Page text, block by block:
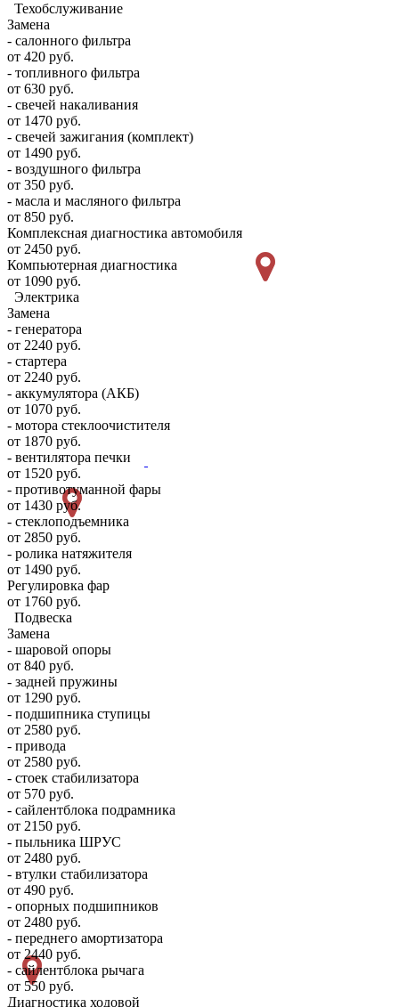
Техобслуживание
Замена
- салонного фильтра
от 420 руб.
- топливного фильтра
от 630 руб.
- свечей накаливания
от 1470 руб.
- свечей зажигания (комплект)
от 1490 руб.
- воздушного фильтра
от 350 руб.
- масла и масляного фильтра
от 850 руб.
Комплексная диагностика автомобиля
от 2450 руб.
Компьютерная диагностика
от 1090 руб.
Электрика
Замена
- генератора
от 2240 руб.
- стартера
от 2240 руб.
- аккумулятора (АКБ)
от 1070 руб.
- мотора стеклоочистителя
от 1870 руб.
- вентилятора печки
от 1520 руб.
- противотуманной фары
от 1430 руб.
- стеклоподъемника
от 2850 руб.
- ролика натяжителя
от 1490 руб.
Регулировка фар
от 1760 руб.
Подвеска
Замена
- шаровой опоры
от 840 руб.
- задней пружины
от 1290 руб.
- подшипника ступицы
от 2580 руб.
- привода
от 2580 руб.
- стоек стабилизатора
от 570 руб.
- сайлентблока подрамника
от 2150 руб.
- пыльника ШРУС
от 2480 руб.
- втулки стабилизатора
от 490 руб.
- опорных подшипников
от 2480 руб.
- переднего амортизатора
от 2440 руб.
- сайлентблока рычага
от 550 руб.
Диагностика ходовой